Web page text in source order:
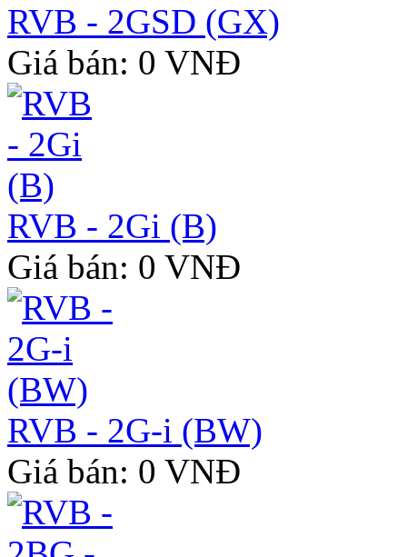
RVB - 2GSD (GX)
Giá bán: 0 VNĐ
RVB - 2Gi (B)
Giá bán: 0 VNĐ
RVB - 2G-i (BW)
Giá bán: 0 VNĐ